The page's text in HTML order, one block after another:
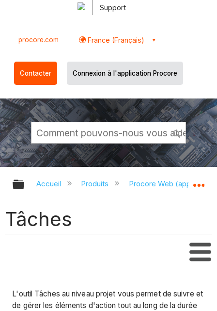
Support
procore.com France (Français)
Contacter Connexion à l'application Procore
Développer/réduire la hiérarchie
Accueil Produits Procore Web
Tâches
L'outil Tâches au niveau projet vous permet de suivre et
de gérer les éléments d'action tout au long de la durée